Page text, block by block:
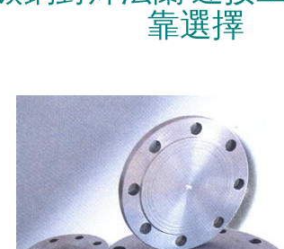
靠選擇